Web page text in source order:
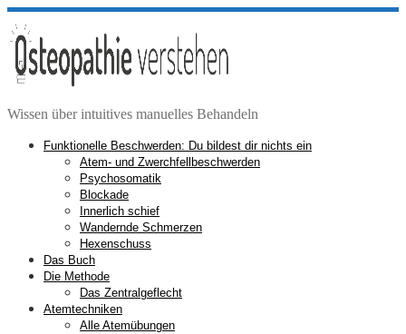
Zum
Inhalt
springen
Wissen über intuitives manuelles Behandeln
Funktionelle Beschwerden: Du bildest dir nichts ein
Atem- und Zwerchfellbeschwerden
Psychosomatik
Blockade
Innerlich schief
Wandernde Schmerzen
Hexenschuss
Das Buch
Die Methode
Das Zentralgeflecht
Atemtechniken
Alle Atemübungen